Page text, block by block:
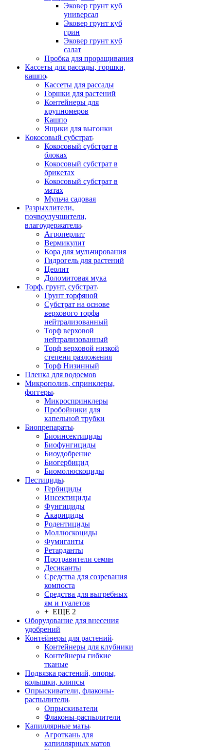
Эковер грунт куб
универсал
Эковер грунт куб
грин
Эковер грунт куб
салат
Пробка для проращивания
Кассеты для рассады, горшки,
кашпо
Кассеты для рассады
Горшки для растений
Контейнеры для
крупномеров
Кашпо
Ящики для выгонки
Кокосовый субстрат
Кокосовый субстрат в
блоках
Кокосовый субстрат в
брикетах
Кокосовый субстрат в
матах
Мульча садовая
Разрыхлители,
почвоулучшители,
влагоудержатели
Агроперлит
Вермикулит
Кора для мульчирования
Гидрогель для растений
Цеолит
Доломитовая мука
Торф, грунт, субстрат
Грунт торфяной
Субстрат на основе
верхового торфа
нейтрализованный
Торф верховой
нейтрализованный
Торф верховой низкой
степени разложения
Торф Низинный
Пленка для водоемов
Микрополив, спринклеры,
фоггеры
Микроспринклеры
Пробойники для
капельной трубки
Биопрепараты
Биоинсектициды
Биофунгициды
Биоудобрение
Биогербицид
Биомолюскоциды
Пестициды
Гербициды
Инсектициды
Фунгициды
Акарициды
Родентициды
Моллюскоциды
Фумиганты
Ретарданты
Протравители семян
Десиканты
Средства для созревания
компоста
Средства для выгребных
ям и туалетов
+ ЕЩЕ 2
Оборудование для внесения
удобрений
Контейнеры для растений
Контейнеры для клубники
Контейнеры гибкие
тканые
Подвязка растений, опоры,
колышки, клипсы
Опрыскиватели, флаконы-
распылители
Опрыскиватели
Флаконы-распылители
Капиллярные маты
Агроткань для
капиллярных матов